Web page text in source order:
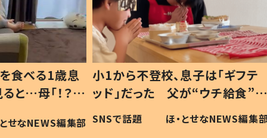
歳息
？」
編集部
小1から不登校、息子は「ギフテ
ッド」だった 父が“ウチ給食”を
作り続ける理由とは #令和の親
#令和の子
SNSで話題 ほ・とせなNEWS編集部
ひ孫
が、抱
「涙
い」